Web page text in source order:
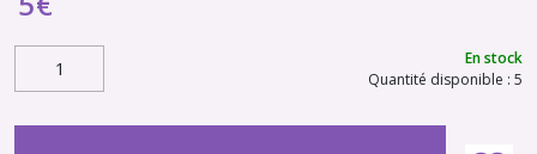
En stock
Quantité disponible : 5